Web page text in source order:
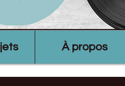
À propos